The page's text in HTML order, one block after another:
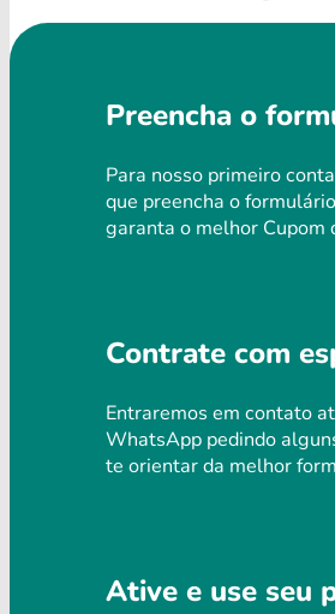
Preencha o
Para nosso primeiro
que preencha o
garanta o melhor Cupom
Contrate com
Entraremos em contato
WhatsApp pedindo
te orientar da melhor
Ative e use seu